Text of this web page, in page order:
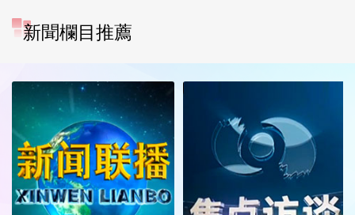
新聞欄目推薦